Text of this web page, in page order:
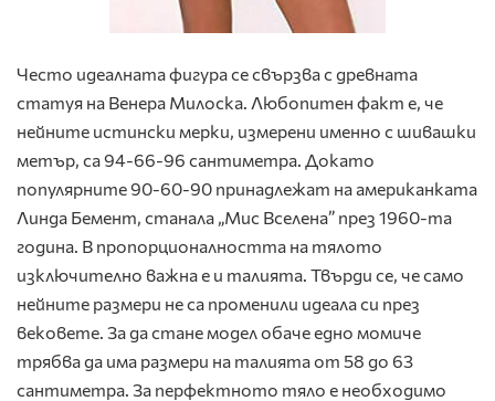
Често идеалната фигура се свързва с древната
статуя на Венера Милоска. Любопитен факт е, че
нейните истински мерки, измерени именно с шивашки
метър, са 94-66-96 сантиметра. Докато
популярните 90-60-90 принадлежат на американката
Линда Бемент, станалa „Мис Вселена” през 1960-та
година. В пропорционалността на тялото
изключително важна е и талията. Твърди се, че само
нейните размери не са променили идеала си през
вековете. За да стане модел обаче едно момиче
трябва да има размери на талията от 58 до 63
сантиметра. За перфектното тяло е необходимо